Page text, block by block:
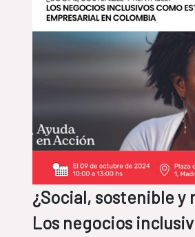
¿Social, sostenible y
Los negocios